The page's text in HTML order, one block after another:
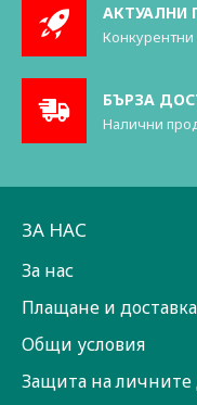
АКТУАЛНИ
БЪРЗА
Налични
ЗА НАС
За нас
Плащане и доставка
Общи условия
Защита на